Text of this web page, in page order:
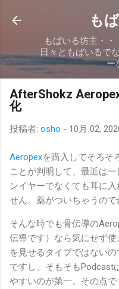
スキップして
も
もばいる坊主・
日々ともばいるで
ー
AfterShokz
化
投稿者: osho - 10月 02,
Aeropexを購入してそろそ
ことが判明して、最近は
ンイヤーでなくても耳に
せん。薬がついちゃうので
そんな時でも骨伝導の
伝導です）なら気にせず
を見せるタイプではない
ですし、そもそもPodcast
やすいのが第一。その点